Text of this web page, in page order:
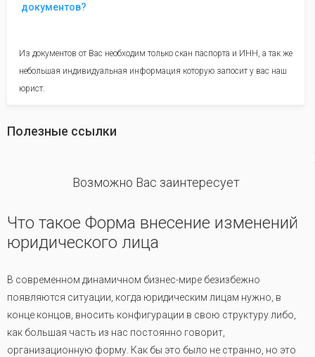
документов?
Из документов от Вас необходим только скан паспорта и ИНН, а так же
небольшая индивидуальная информация которую запосит у вас наш
юрист.
Полезные ссылки
Возможно Вас заинтересует
Что такое Форма внесение изменений
юридического лица
В современном динамичном бизнес-мире безизбежно
появляются ситуации, когда юридическим лицам нужно, в
конце концов, вносить конфигурации в свою структуру либо,
как большая часть из нас постоянно говорит,
организационную форму. Как бы это было не странно, но это